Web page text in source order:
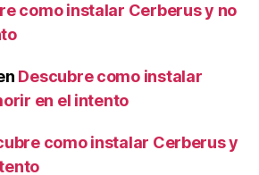
como instalar Cerberus y no
Descubre como instalar
en el intento
como instalar Cerberus y